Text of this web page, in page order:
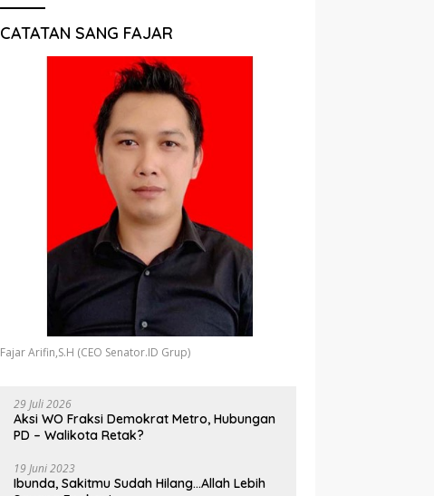
CATATAN SANG FAJAR
Fajar Arifin,S.H (CEO Senator.ID Grup)
29 Juli 2026
Aksi WO Fraksi Demokrat Metro, Hubungan
PD – Walikota Retak?
19 Juni 2023
Ibunda, Sakitmu Sudah Hilang…Allah Lebih